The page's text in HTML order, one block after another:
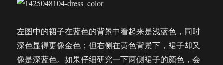
左图中的裙子在蓝色的背景中看起来是浅蓝色，同时
深色显得更像金色；但右侧在黄色背景下，裙子却又
像是深蓝色。如果仔细研究一下两侧裙子的颜色，会